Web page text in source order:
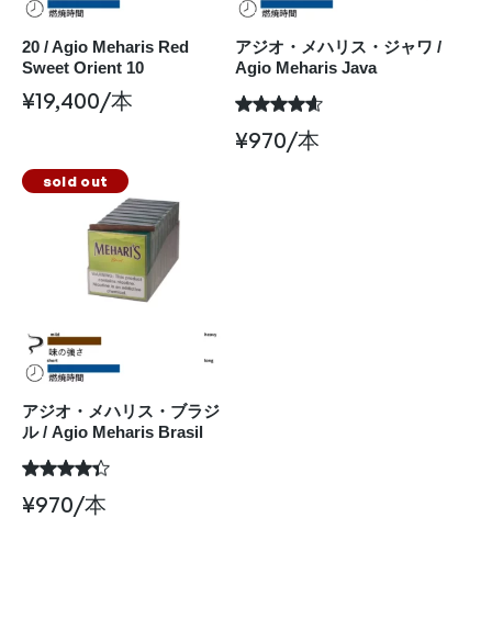
20 / Agio Meharis Red
Sweet Orient 10
¥19,400/本
アジオ・メハリス・ジャワ /
Agio Meharis Java
¥970/本
sold out
アジオ・メハリス・ブラジ
ル / Agio Meharis Brasil
¥970/本